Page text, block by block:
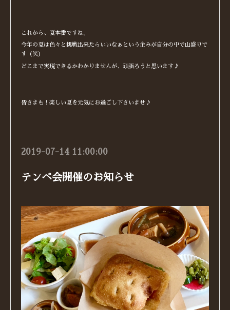
これから、夏本番ですね。
今年の夏は色々と挑戦出来たらいいなぁという企みが自分の中で山盛りで
す（笑）
どこまで実現できるかわかりませんが、頑張ろうと思います♪
皆さまも！楽しい夏を元気にお過ごし下さいませ♪
2019-07-14 11:00:00
テンペ会開催のお知らせ